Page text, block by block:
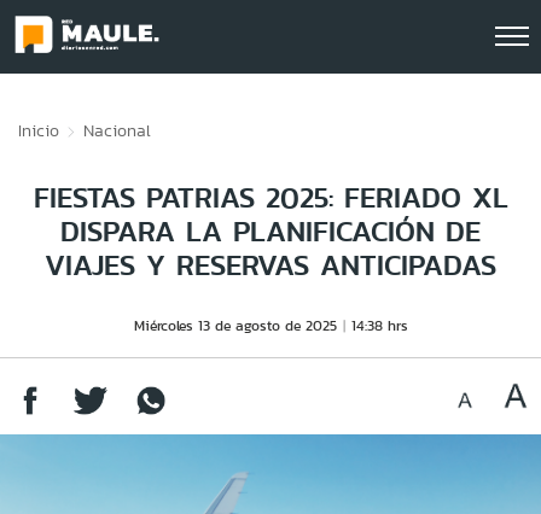
Inicio Nacional
FIESTAS PATRIAS 2025: FERIADO XL
DISPARA LA PLANIFICACIÓN DE
VIAJES Y RESERVAS ANTICIPADAS
Miércoles 13 de agosto de 2025 14:38 hrs